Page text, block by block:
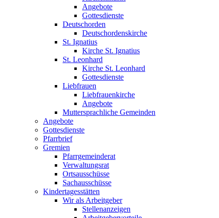
Angebote
Gottesdienste
Deutschorden
Deutschordenskirche
St. Ignatius
Kirche St. Ignatius
St. Leonhard
Kirche St. Leonhard
Gottesdienste
Liebfrauen
Liebfrauenkirche
Angebote
Muttersprachliche Gemeinden
Angebote
Gottesdienste
Pfarrbrief
Gremien
Pfarrgemeinderat
Verwaltungsrat
Ortsausschüsse
Sachausschüsse
Kindertagesstätten
Wir als Arbeitgeber
Stellenanzeigen